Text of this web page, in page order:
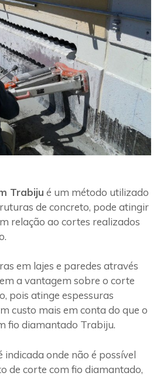
Trabiju é um método utilizado
de concreto, pode atingir
relação ao cortes realizados
em lajes e paredes através
a vantagem sobre o corte
pois atinge espessuras
custo mais em conta do que o
fio diamantado Trabiju.
indicada onde não é possível
de corte com fio diamantado,